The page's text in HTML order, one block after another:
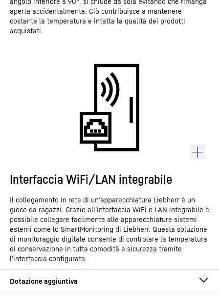
aperta accidentalmente. Ciò contribuisce a mantenere
costante la temperatura e intatta la qualità dei prodotti
acquistati.
Interfaccia WiFi/LAN integrabile
Il collegamento in rete di un’apparecchiatura Liebherr è un
gioco da ragazzi. Grazie all’interfaccia WiFi e LAN integrabile è
possibile collegare facilmente alle apparecchiature sistemi
esterni come lo SmartMonitoring di Liebherr. Questa soluzione
di monitoraggio digitale consente di controlare la temperatura
di conservazione in tutta comodità e sicurezza tramite
l’interfaccia configurata.